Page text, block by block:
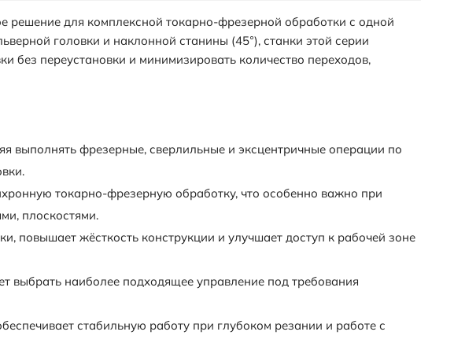
решение для комплексной токарно-фрезерной обработки с одной
головки и наклонной станины (45°), станки этой серии
без переустановки и минимизировать количество переходов,
выполнять фрезерные, сверлильные и эксцентричные операции по
токарно-фрезерную обработку, что особенно важно при
плоскостями.
повышает жёсткость конструкции и улучшает доступ к рабочей зоне
выбрать наиболее подходящее управление под требования
стабильную работу при глубоком резании и работе с